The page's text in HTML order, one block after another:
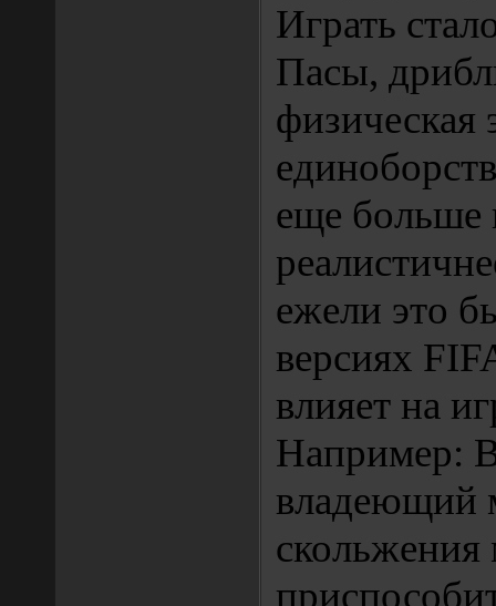
Играть
Пасы,
физическая
еще больше
ежели это
версиях
влияет на
Например:
владеющий